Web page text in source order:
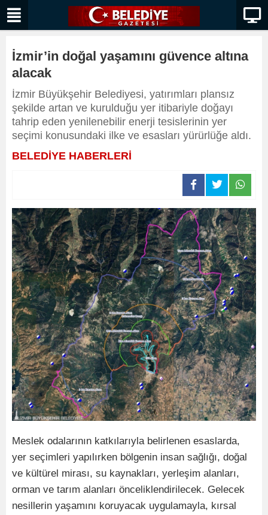
İzmir’in doğal yaşamını güvence altına
alacak
İzmir Büyükşehir Belediyesi, yatırımları plansız
şekilde artan ve kurulduğu yer itibariyle doğayı
tahrip eden yenilenebilir enerji tesislerinin yer
seçimi konusundaki ilke ve esasları yürürlüğe aldı.
BELEDİYE HABERLERİ
Meslek odalarının katkılarıyla belirlenen esaslarda,
yer seçimleri yapılırken bölgenin insan sağlığı, doğal
ve kültürel mirası, su kaynakları, yerleşim alanları,
orman ve tarım alanları önceliklendirilecek. Gelecek
nesillerin yaşamını koruyacak uygulamayla, kırsal